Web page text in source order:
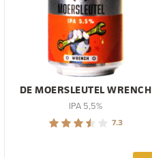
DE MOERSLEUTEL WRENCH
IPA 5,5%
7.3